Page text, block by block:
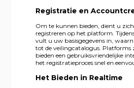
Registratie en
Om te kunnen bieden, dient u
registreren op het platform.
vult u uw basisgegevens in,
tot de veilingcatalogus. Platforms
bieden een gebruiksvriendelijke
het registratieproces snel en
Het Bieden in Realtime